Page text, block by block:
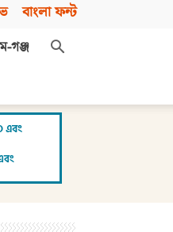
বাংলা ফন্ট
গঞ্জ